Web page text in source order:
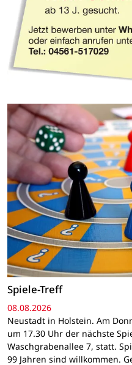
Spiele-Treff
08.08.2026
Neustadt in Holstein. Am
um 17.30 Uhr der nächste
Waschgrabenallee 7, statt.
99 Jahren sind willkommen.